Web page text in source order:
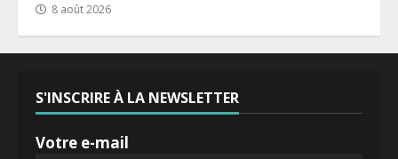
8 août 2026
S'INSCRIRE À LA NEWSLETTER
Votre e-mail